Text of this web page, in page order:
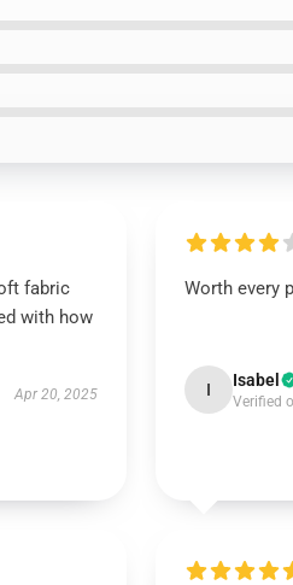
fabric
with how
Apr 20, 2025
Worth every
I Isabel
Verified